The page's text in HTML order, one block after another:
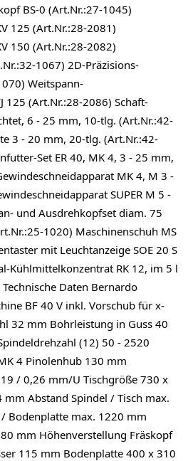
BS-0 (Art.Nr.:27-1045)
125 (Art.Nr.:28-2081)
150 (Art.Nr.:28-2082)
1067) 2D-Präzisions-
Weitspann-
125 (Art.Nr.:28-2086) Schaft-
6 - 25 mm, 10-tlg. (Art.Nr.:42-
3 - 20 mm, 20-tlg. (Art.Nr.:42-
Set ER 40, MK 4, 3 - 25 mm,
MK 4, M 3 -
SUPER M 5 -
und Ausdrehkopfset diam. 75
1020) Maschinenschuh MS
mit Leuchtanzeige SOE 20 S
Kühlmittelkonzentrat RK 12, im 5 l
Daten Bernardo
BF 40 V inkl. Vorschub für x-
32 mm Bohrleistung in Guss 40
(12) 50 - 2520
4 Pinolenhub 130 mm
/ 0,26 mm/U Tischgröße 730 x
Abstand Spindel / Tisch max.
Bodenplatte max. 1220 mm
mm Höhenverstellung Fräskopf
115 mm Bodenplatte 400 x 310